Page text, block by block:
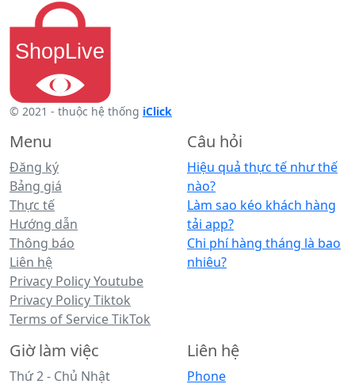
© 2021 - thuộc hệ thống iClick
Menu
Đăng ký
Bảng giá
Thực tế
Hướng dẫn
Thông báo
Liên hệ
Privacy Policy Youtube
Privacy Policy Tiktok
Terms of Service TikTok
Câu hỏi
Hiệu quả thực tế như thế
nào?
Làm sao kéo khách hàng
tải app?
Chi phí hàng tháng là bao
nhiêu?
Giờ làm việc
Thứ 2 - Chủ Nhật
Liên hệ
Phone